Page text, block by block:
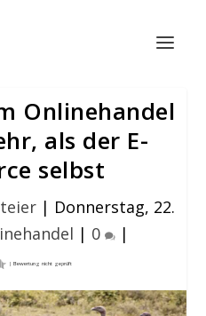
Onlinehandel
als der E-
selbst
| Donnerstag, 22.
| 0 |